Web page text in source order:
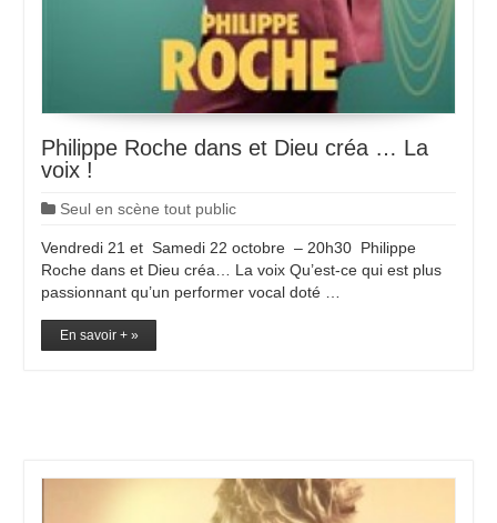
Philippe Roche dans et Dieu créa … La
voix !
Seul en scène tout public
Vendredi 21 et Samedi 22 octobre – 20h30 Philippe
Roche dans et Dieu créa… La voix Qu’est-ce qui est plus
passionnant qu’un performer vocal doté …
En savoir + »